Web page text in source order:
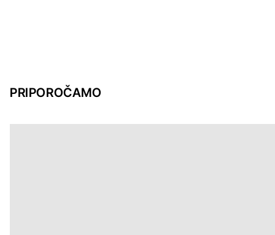
PRIPOROČAMO